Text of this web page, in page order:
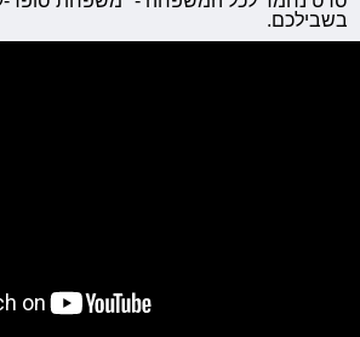
בשבילכם.